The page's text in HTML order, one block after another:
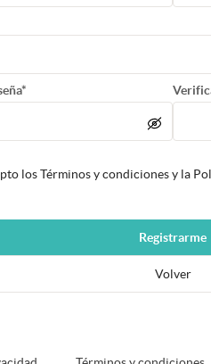
los Términos y condiciones y la
Registrarme
Volver